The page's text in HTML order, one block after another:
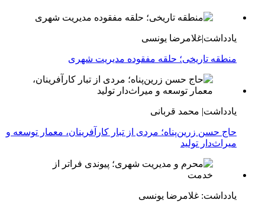
یادداشت|غلامرضا یونسی
منطقه تاریخی؛ حلقه مفقوده مدیریت شهری
یادداشت| محمد قربانی
حاج حسن زرین‌پناه؛ مردی از تبار کارآفرینان، معمار توسعه و
میراث‌دار تولید
یادداشت: غلامرضا یونسی